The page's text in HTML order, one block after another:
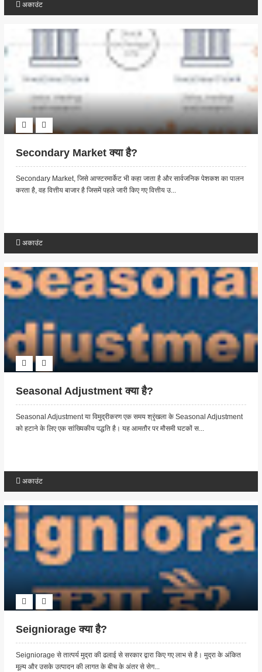
अकाउंट
Secondary Market क्या है?
Secondary Market, जिसे आफ्टरमार्केट भी कहा जाता है और सार्वजनिक पेशकश का पालन
करता है, वह वित्तीय बाजार है जिसमें पहले जारी किए गए वित्तीय उ...
अकाउंट
Seasonal Adjustment क्या है?
Seasonal Adjustment या विमुद्रीकरण एक समय श्रृंखला के Seasonal Adjustment
को हटाने के लिए एक सांख्यिकीय पद्धति है। यह आमतौर पर मौसमी घटकों स...
अकाउंट
Seigniorage क्या है?
Seigniorage से तात्पर्य मुद्रा की ढलाई से सरकार द्वारा किए गए लाभ से है। मुद्रा के अंकित
मूल्य और उसके उत्पादन की लागत के बीच के अंतर से सेग...